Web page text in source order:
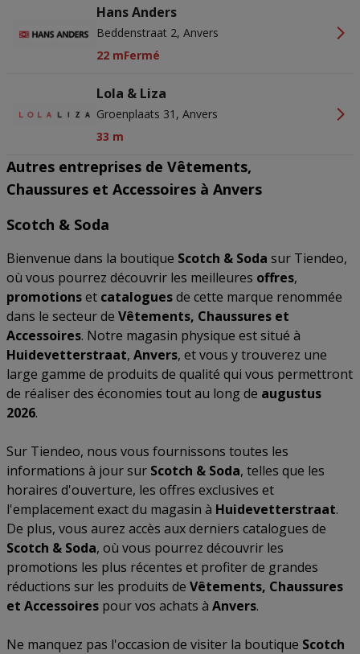
Hans Anders
Beddenstraat 2, Anvers
22 mFermé
Lola & Liza
Groenplaats 31, Anvers
33 m
Autres entreprises de Vêtements,
Chaussures et Accessoires à Anvers
Scotch & Soda
Bienvenue dans la boutique Scotch & Soda sur Tiendeo,
où vous pourrez découvrir les meilleures offres,
promotionset cataloguesde cette marque renommée
dans le secteur de Vêtements, Chaussures et
Accessoires. Notre magasin physique est situé à
Huidevetterstraat, Anvers, et vous y trouverez une
large gamme de produits de qualité qui vous permettront
de réaliser des économies tout au long de augustus
2026.
Sur Tiendeo, nous vous fournissons toutes les
informations à jour sur Scotch & Soda, telles que les
horaires d'ouverture, les offres exclusives et
l'emplacement exact du magasin à Huidevetterstraat.
De plus, vous aurez accès aux derniers catalogues de
Scotch & Soda, où vous pourrez découvrir les
promotions les plus récentes et profiter de grandes
réductions sur les produits de Vêtements, Chaussures
et Accessoires pour vos achats à Anvers.
Ne manquez pas l'occasion de visiter la boutique Scotch